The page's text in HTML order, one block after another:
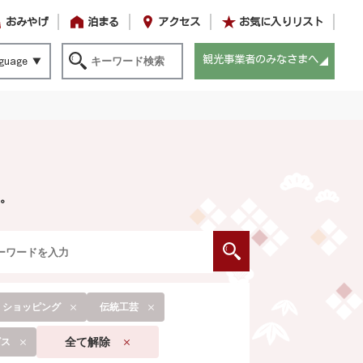
おみやげ 泊まる アクセス お気に入りリスト
観光事業者のみなさまへ
ョッピング 伝統工芸
全て解除